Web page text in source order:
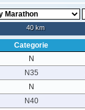
40 km
Categorie
N
N35
N
N40